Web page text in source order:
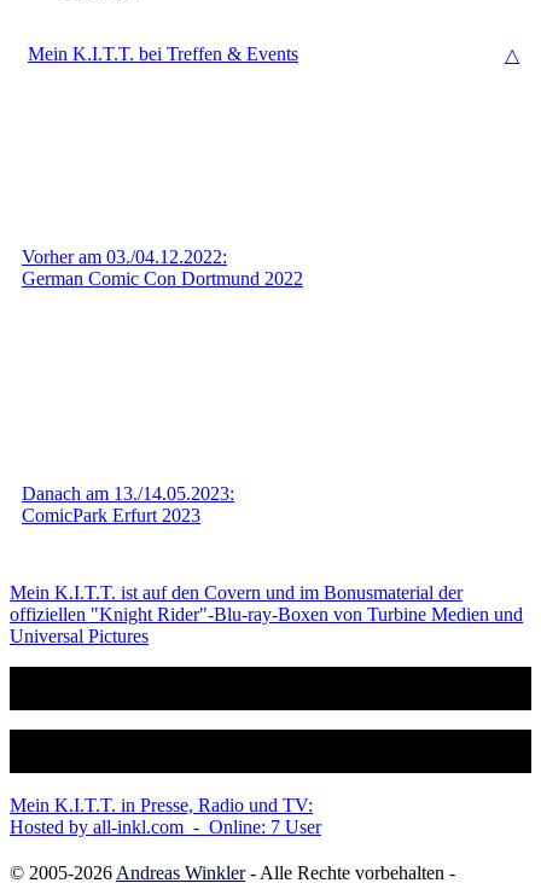
Mein K.I.T.T. bei Treffen & Events △
Vorher am 03./04.12.2022:
German Comic Con Dortmund 2022
Danach am 13./14.05.2023:
ComicPark Erfurt 2023
Mein K.I.T.T. ist auf den Covern und im Bonusmaterial der
offiziellen "Knight Rider"-Blu-ray-Boxen von Turbine Medien und
Universal Pictures
Mein K.I.T.T. in Presse, Radio und TV:
Hosted by all-inkl.com - Online: 7 User
© 2005-2026 Andreas Winkler- Alle Rechte vorbehalten -